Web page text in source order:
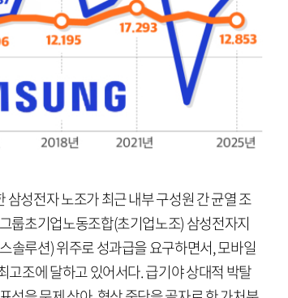
성전자 노조가 최근 내부 구성원 간 균열 조
룹초기업노동조합(초기업노조) 삼성전자지
솔루션) 위주로 성과급을 요구하면서, 모바일
고조에 달하고 있어서다. 급기야 상대적 박탈